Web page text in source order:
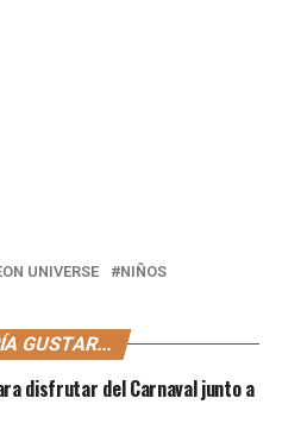
UNIVERSE
NIÑOS
GUSTAR...
disfrutar del Carnaval junto a